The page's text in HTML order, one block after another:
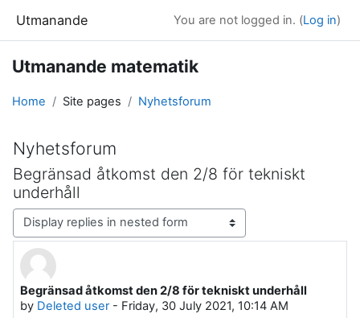
Utmanande You are not logged in. (Log in)
Utmanande matematik
Home Site pages Nyhetsforum
Nyhetsforum
Begränsad åtkomst den 2/8 för tekniskt
underhåll
Display mode
Begränsad åtkomst den 2/8 för tekniskt underhåll
by Deleted user- Friday, 30 July 2021, 10:14 AM
Number of replies: 0